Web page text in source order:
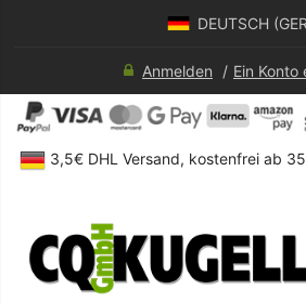
DEUTSCH
Anmelden Ein Konto
3,5€ DHL Versand, kostenfrei ab